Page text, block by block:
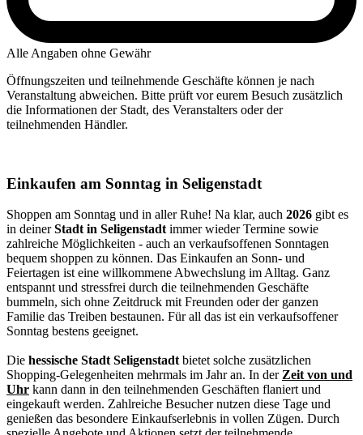
Alle Angaben ohne Gewähr
Öffnungszeiten und teilnehmende Geschäfte können je nach
Veranstaltung abweichen. Bitte prüft vor eurem Besuch zusätzlich
die Informationen der Stadt, des Veranstalters oder der
teilnehmenden Händler.
Einkaufen am Sonntag in Seligenstadt
Shoppen am Sonntag und in aller Ruhe! Na klar, auch 2026 gibt es
in deinerStadt in Seligenstadt immer wieder Termine sowie
zahlreiche Möglichkeiten - auch an verkaufsoffenen Sonntagen
bequem shoppen zu können. Das Einkaufen an Sonn- und
Feiertagen ist eine willkommene Abwechslung im Alltag. Ganz
entspannt und stressfrei durch die teilnehmenden Geschäfte
bummeln, sich ohne Zeitdruck mit Freunden oder der ganzen
Familie das Treiben bestaunen. Für all das ist ein verkaufsoffener
Sonntag bestens geeignet.
Die hessische Stadt Seligenstadt bietet solche zusätzlichen
Shopping-Gelegenheiten mehrmals im Jahr an. In der Zeit von und
Uhr kann dann in den teilnehmenden Geschäften flaniert und
eingekauft werden. Zahlreiche Besucher nutzen diese Tage und
genießen das besondere Einkaufserlebnis in vollen Zügen. Durch